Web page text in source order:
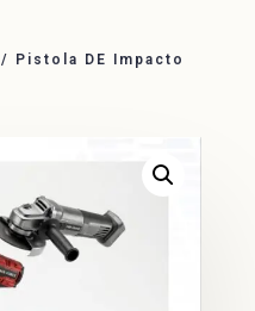
/ Pistola DE Impacto